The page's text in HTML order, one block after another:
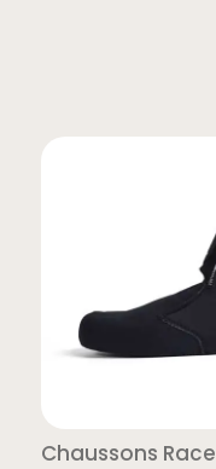
Chaussons Race